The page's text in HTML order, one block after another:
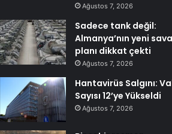
Ağustos 7, 2026
Sadece tank değil:
Almanya’nın yeni
planı dikkat çekti
Ağustos 7, 2026
Hantavirüs Salgını:
Sayısı 12’ye Yükseldi
Ağustos 7, 2026